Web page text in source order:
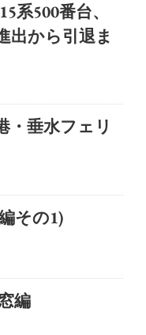
系500番台、
出から引退ま
・垂水フェリ
その1)
編